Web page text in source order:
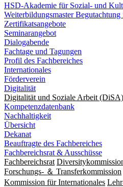
HSD-Akademie für Sozial- und
Weiterbildungsmaster
Zertifikatsangebote
Seminarangebot
Dialogabende
Fachtage und Tagungen
Profil des Fachbereiches
Internationales
Förderverein
Digitalität
Digitalität und Soziale Arbeit (DiSA)
Kompetenzdatenbank
Nachhaltigkeit
Übersicht
Dekanat
Beauftragte des Fachbereiches
Fachbereichsrat & Ausschüsse
Fachbereichsrat
Forschungs- ＆ Transferkommission
Kommission für Internationales